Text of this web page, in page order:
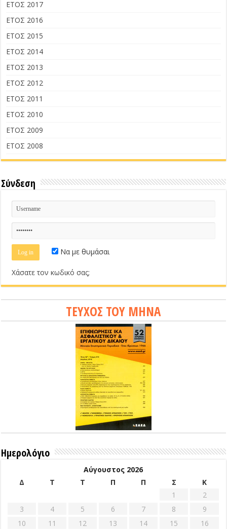
ΕΤΟΣ 2017
ΕΤΟΣ 2016
ΕΤΟΣ 2015
ΕΤΟΣ 2014
ΕΤΟΣ 2013
ΕΤΟΣ 2012
ΕΤΟΣ 2011
ΕΤΟΣ 2010
ΕΤΟΣ 2009
ΕΤΟΣ 2008
Σύνδεση
Να με θυμάσαι
Χάσατε τον κωδικό σας;
ΤΕΥΧΟΣ ΤΟΥ ΜΗΝΑ
Ημερολόγιο
Αύγουστος 2026
Δ
Τ Τ Π Π Σ
Κ
1
2
3
4 5 6 7 8
9
10
11 12 13 14 15
16